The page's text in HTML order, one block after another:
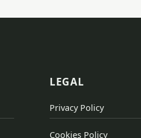
LEGAL
Privacy Policy
Cookies Policy